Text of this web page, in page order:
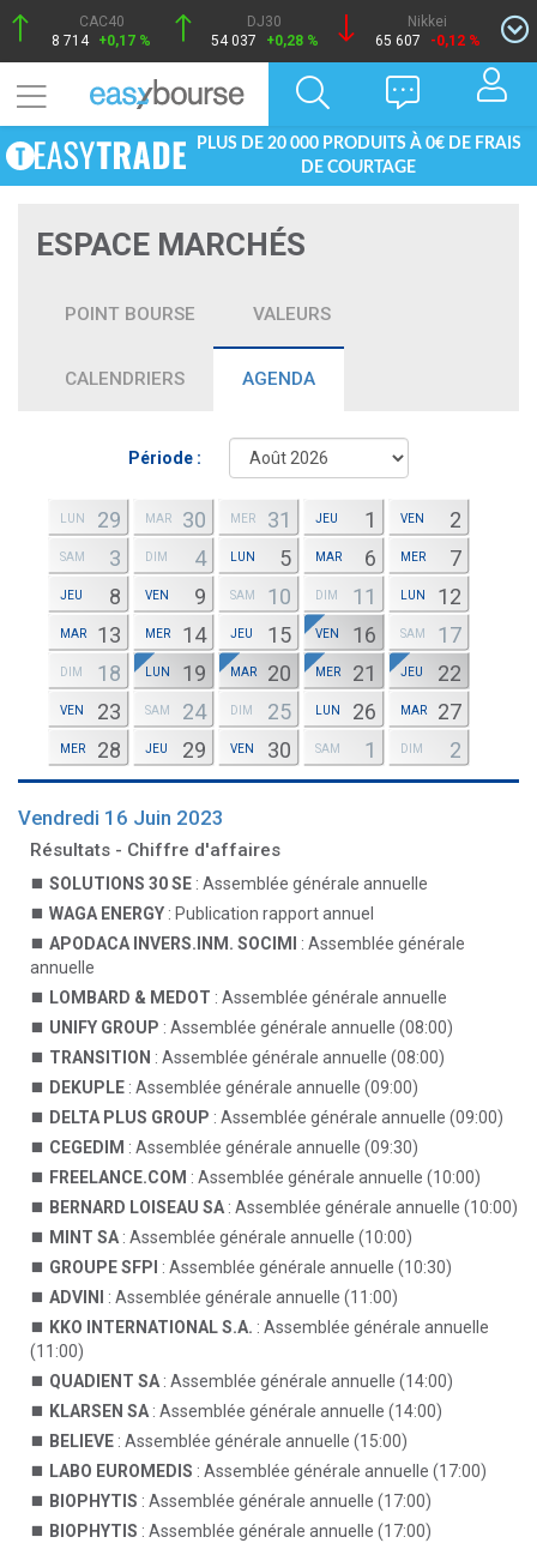
CAC40
8 714 +0,17 %
DJ30
54 037
+0,28 %
Nikkei
65 607
-0,12 %
PLUS DE 20 000 PRODUITS À 0€ DE FRAIS
DE COURTAGE
ESPACE MARCHÉS
POINT BOURSE VALEURS
CALENDRIERS AGENDA
Période :
LUN 29 MAR 30 MER 31 JEU 1 VEN 2
SAM 3 DIM 4 LUN 5 MAR 6 MER 7
JEU 8 VEN 9 SAM 10 DIM 11 LUN 12
MAR 13 MER 14 JEU 15 VEN 16 SAM 17
DIM 18 LUN 19 MAR 20 MER 21 JEU 22
VEN 23 SAM 24 DIM 25 LUN 26 MAR 27
MER 28 JEU 29 VEN 30 SAM 1 DIM 2
Vendredi 16 Juin 2023
Résultats - Chiffre d'affaires
SOLUTIONS 30 SE : Assemblée générale annuelle
WAGA ENERGY : Publication rapport annuel
APODACA INVERS.INM. SOCIMI
: Assemblée générale
annuelle
LOMBARD & MEDOT : Assemblée générale annuelle
UNIFY GROUP : Assemblée générale annuelle (08:00)
TRANSITION : Assemblée générale annuelle (08:00)
DEKUPLE : Assemblée générale annuelle (09:00)
DELTA PLUS GROUP : Assemblée générale annuelle (09:00)
CEGEDIM : Assemblée générale annuelle (09:30)
FREELANCE.COM : Assemblée générale annuelle (10:00)
BERNARD LOISEAU SA : Assemblée générale annuelle (10:00)
MINT SA : Assemblée générale annuelle (10:00)
GROUPE SFPI : Assemblée générale annuelle (10:30)
ADVINI
: Assemblée générale annuelle (11:00)
KKO INTERNATIONAL S.A. : Assemblée générale annuelle
(11:00)
QUADIENT SA : Assemblée générale annuelle (14:00)
KLARSEN SA : Assemblée générale annuelle (14:00)
BELIEVE : Assemblée générale annuelle (15:00)
LABO EUROMEDIS : Assemblée générale annuelle (17:00)
BIOPHYTIS : Assemblée générale annuelle (17:00)
BIOPHYTIS : Assemblée générale annuelle (17:00)